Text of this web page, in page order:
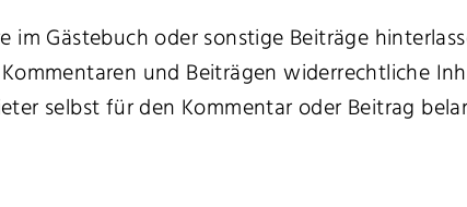
im Gästebuch oder sonstige Beiträge
und Beiträgen widerrechtliche
selbst für den Kommentar oder Beitrag